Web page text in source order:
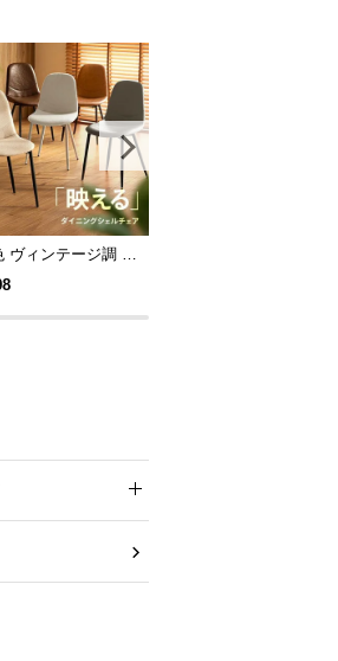
ヴィンテージ調 デ
ーズシェルチェア